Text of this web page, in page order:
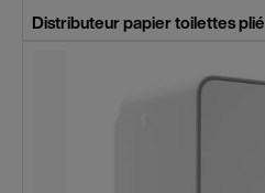
Distributeur papier toilettes plié